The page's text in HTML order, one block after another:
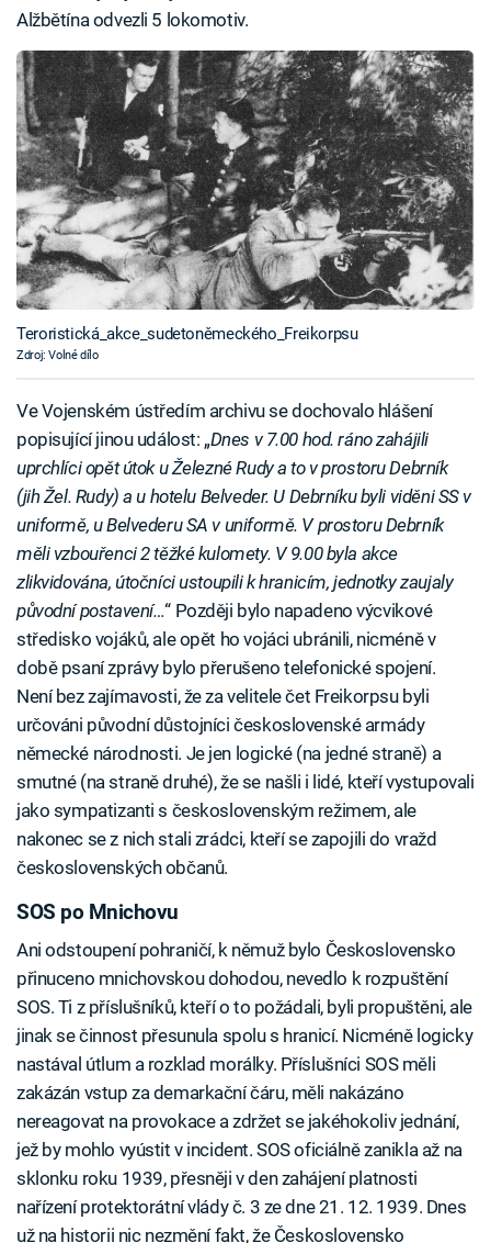
Alžbětína odvezli 5 lokomotiv.
Teroristická_akce_sudetoněmeckého_Freikorpsu
Zdroj: Volné dílo
Ve Vojenském ústředím archivu se dochovalo hlášení
popisující jinou událost: „Dnes v 7.00 hod. ráno zahájili
uprchlíci opět útok u Železné Rudy a to v prostoru Debrník
(jih Žel. Rudy) a u hotelu Belveder. U Debrníku byli viděni SS v
uniformě, u Belvederu SA v uniformě. V prostoru Debrník
měli vzbouřenci 2 těžké kulomety. V 9.00 byla akce
zlikvidována, útočníci ustoupili k hranicím, jednotky zaujaly
původní postavení…“ Později bylo napadeno výcvikové
středisko vojáků, ale opět ho vojáci ubránili, nicméně v
době psaní zprávy bylo přerušeno telefonické spojení.
Není bez zajímavosti, že za velitele čet Freikorpsu byli
určováni původní důstojníci československé armády
německé národnosti. Je jen logické (na jedné straně) a
smutné (na straně druhé), že se našli i lidé, kteří vystupovali
jako sympatizanti s československým režimem, ale
nakonec se z nich stali zrádci, kteří se zapojili do vražd
československých občanů.
SOS po Mnichovu
Ani odstoupení pohraničí, k němuž bylo Československo
přinuceno mnichovskou dohodou, nevedlo k rozpuštění
SOS. Ti z příslušníků, kteří o to požádali, byli propuštěni, ale
jinak se činnost přesunula spolu s hranicí. Nicméně logicky
nastával útlum a rozklad morálky. Příslušníci SOS měli
zakázán vstup za demarkační čáru, měli nakázáno
nereagovat na provokace a zdržet se jakéhokoliv jednání,
jež by mohlo vyústit v incident. SOS oficiálně zanikla až na
sklonku roku 1939, přesněji v den zahájení platnosti
nařízení protektorátní vlády č. 3 ze dne 21. 12. 1939. Dnes
už na historii nic nezmění fakt, že Československo